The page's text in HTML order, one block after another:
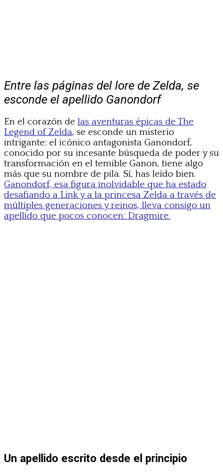
Entre las páginas del lore de Zelda, se
esconde el apellido Ganondorf
En el corazón de las aventuras épicas de The
Legend of Zelda, se esconde un misterio
intrigante: el icónico antagonista Ganondorf,
conocido por su incesante búsqueda de poder y su
transformación en el temible Ganon, tiene algo
más que su nombre de pila. Sí, has leído bien.
Ganondorf, esa figura inolvidable que ha estado
desafiando a Link y a la princesa Zelda a través de
múltiples generaciones y reinos, lleva consigo un
apellido que pocos conocen: Dragmire.
Un apellido escrito desde el principio